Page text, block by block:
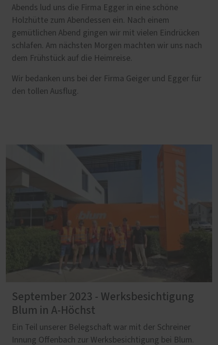
Abends lud uns die Firma Egger in eine schöne
Holzhütte zum Abendessen ein. Nach einem
gemütlichen Abend gingen wir mit vielen Eindrücken
schlafen. Am nächsten Morgen machten wir uns nach
dem Frühstück auf die Heimreise.
Wir bedanken uns bei der Firma Geiger und Egger für
den tollen Ausflug.
September 2023 - Werksbesichtigung
Blum in A-Höchst
Ein Teil unserer Belegschaft war mit der Schreiner
Innung Offenbach zur Werksbesichtigung bei Blum.